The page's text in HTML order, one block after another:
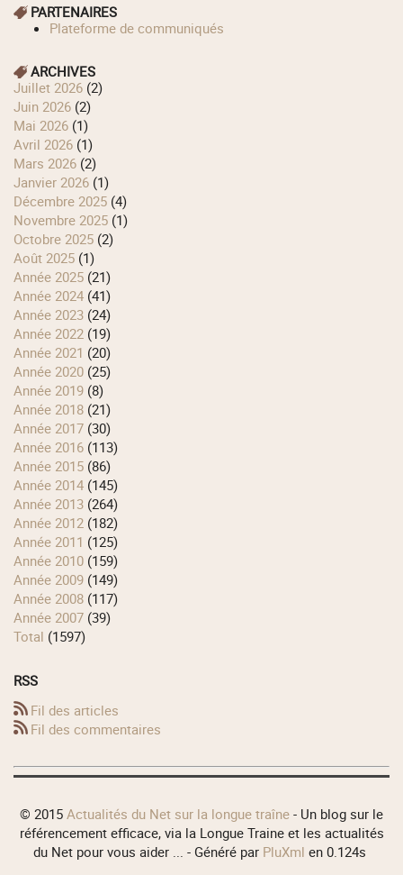
PARTENAIRES
Plateforme de communiqués
ARCHIVES
juillet 2026 (2)
juin 2026 (2)
mai 2026 (1)
avril 2026 (1)
mars 2026 (2)
janvier 2026 (1)
décembre 2025 (4)
novembre 2025 (1)
octobre 2025 (2)
août 2025 (1)
année 2025 (21)
année 2024 (41)
année 2023 (24)
année 2022 (19)
année 2021 (20)
année 2020 (25)
année 2019 (8)
année 2018 (21)
année 2017 (30)
année 2016 (113)
année 2015 (86)
année 2014 (145)
année 2013 (264)
année 2012 (182)
année 2011 (125)
année 2010 (159)
année 2009 (149)
année 2008 (117)
année 2007 (39)
total (1597)
RSS
Fil des articles
Fil des commentaires
© 2015 Actualités du Net sur la longue traîne - Un blog sur le
référencement efficace, via la Longue Traine et les actualités
du Net pour vous aider ... - Généré par PluXml en 0.124s